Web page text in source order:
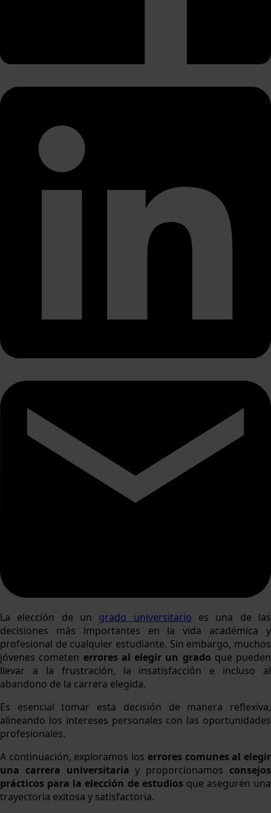
La elección de un grado universitario es una de las
decisiones más importantes en la vida académica y
profesional de cualquier estudiante. Sin embargo, muchos
jóvenes cometen errores al elegir un grado que pueden
llevar a la frustración, la insatisfacción e incluso al
abandono de la carrera elegida.
Es esencial tomar esta decisión de manera reflexiva,
alineando los intereses personales con las oportunidades
profesionales.
A continuación, exploramos los errores comunes al elegir
una carrera universitaria y proporcionamos consejos
prácticos para la elección de estudios que aseguren una
trayectoria exitosa y satisfactoria.